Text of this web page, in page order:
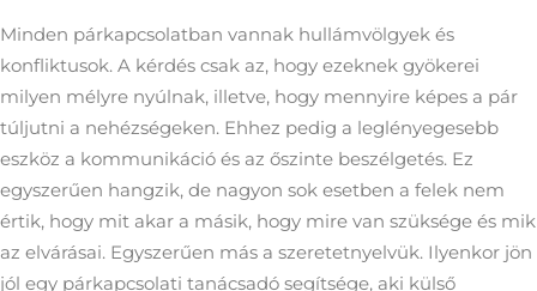
Minden párkapcsolatban vannak hullámvölgyek és
konfliktusok. A kérdés csak az, hogy ezeknek gyökerei
milyen mélyre nyúlnak, illetve, hogy mennyire képes a pár
túljutni a nehézségeken. Ehhez pedig a leglényegesebb
eszköz a kommunikáció és az őszinte beszélgetés. Ez
egyszerűen hangzik, de nagyon sok esetben a felek nem
értik, hogy mit akar a másik, hogy mire van szüksége és mik
az elvárásai. Egyszerűen más a szeretetnyelvük. Ilyenkor jön
jól egy párkapcsolati tanácsadó segítsége, aki külső